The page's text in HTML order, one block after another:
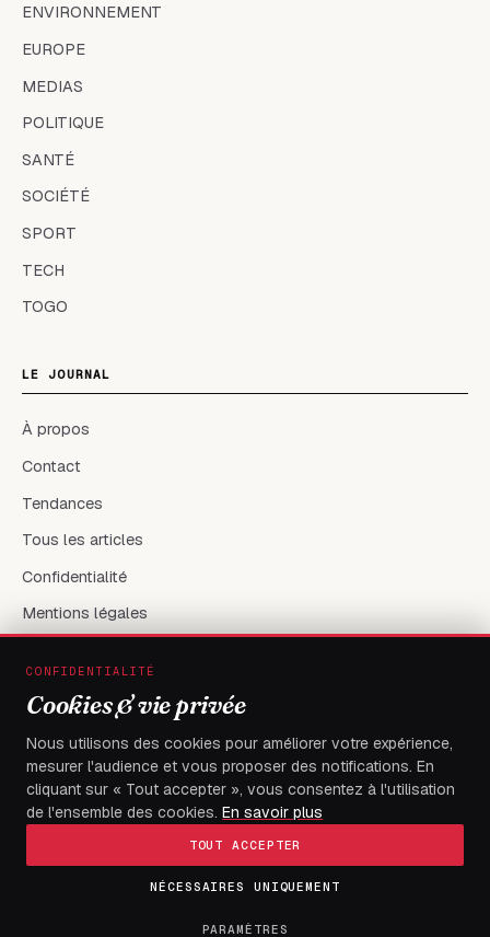
ENVIRONNEMENT
EUROPE
MEDIAS
POLITIQUE
SANTÉ
SOCIÉTÉ
SPORT
TECH
TOGO
LE JOURNAL
À propos
Contact
Tendances
Tous les articles
Confidentialité
Mentions légales
X / Twitter
flambeaudesdemocrates@gmail.com
FLAMBEAU DES DEMOCRATES— Tous droits réservés
CONFIDENTIALITÉ
Cookies & vie privée
Nous utilisons des cookies pour améliorer votre expérience,
mesurer l'audience et vous proposer des notifications. En
cliquant sur « Tout accepter », vous consentez à l'utilisation
de l'ensemble des cookies. En savoir plus
TOUT ACCEPTER
NÉCESSAIRES UNIQUEMENT
PARAMÈTRES